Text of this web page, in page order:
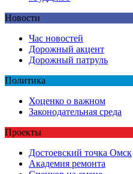
Новости
Час новостей
Дорожный акцент
Дорожный патруль
Политика
Хоценко о важном
Законодательная среда
Проекты
Достоевский точка Омск
Академия ремонта